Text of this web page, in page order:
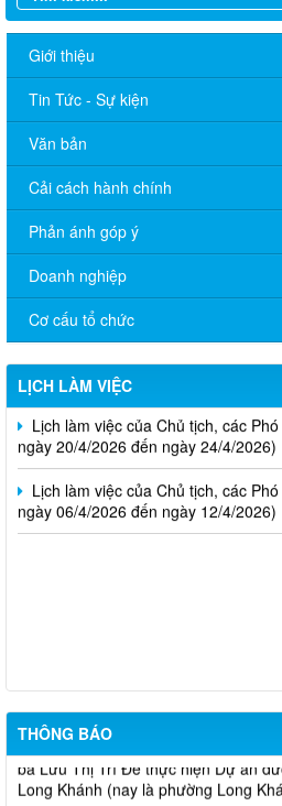
Giới thiệu
Tin Tức - Sự kiện
Văn bản
Cải cách hành chính
Phản ánh góp ý
Doanh nghiệp
Cơ cấu tổ chức
LỊCH LÀM VIỆC
Lịch làm việc của Chủ tịch, các Phó
ngày 01/6/2026 đến ngày 12/6/2026)
Thông báo v/v Lịch làm việc của
UBND phường (từ ngày 04/5/2026
Lịch làm việc của Chủ tịch, các
ngày 20/4/2026 đến ngày 24/4/2026)
Lịch làm việc của Chủ tịch, các
ngày 06/4/2026 đến ngày 12/4/2026)
THÔNG BÁO
chuyển hướng tại 02 nút giao Quốc
Thông báo v/v Thu hồi đất của hộ
bà Lưu Thị Trí Để thực hiện Dự án
Long Khánh (nay là phường Long